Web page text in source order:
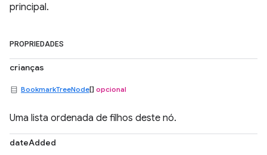
principal.
PROPRIEDADES
crianças
BookmarkTreeNode[] opcional
Uma lista ordenada de filhos deste nó.
dateAdded